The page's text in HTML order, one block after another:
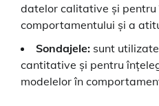
datelor calitative și
comportamentului și a
Sondajele: sunt
cantitative și pentru
modelelor în